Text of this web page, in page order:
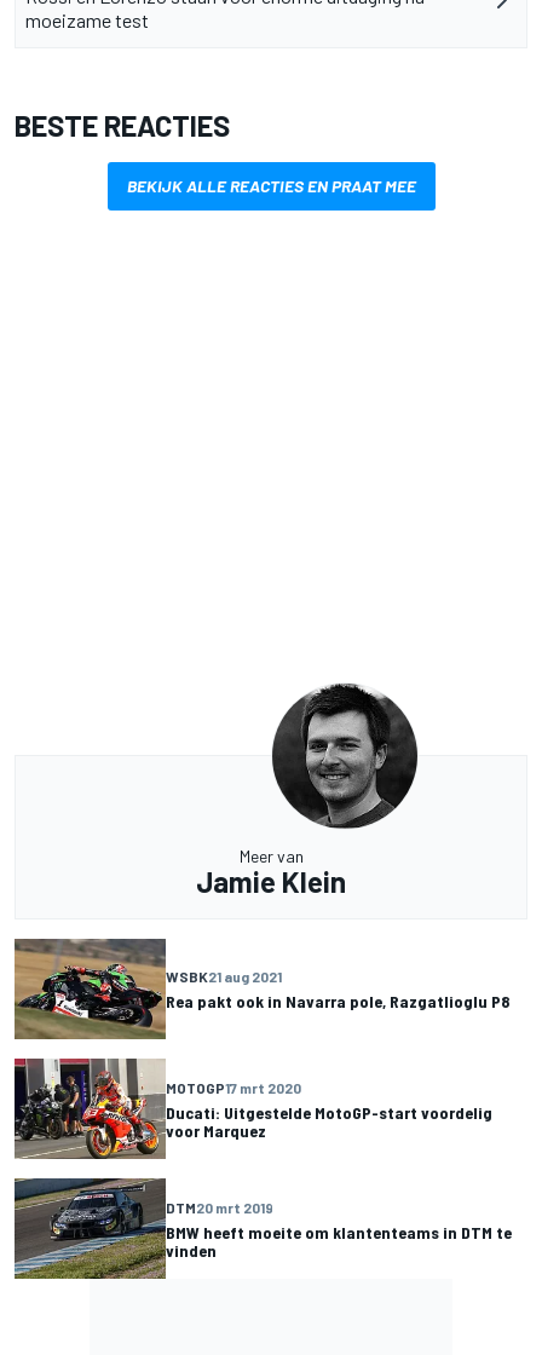
moeizame test
BESTE REACTIES
BEKIJK ALLE REACTIES EN PRAAT MEE
Meer van
Jamie Klein
WSBK21 aug 2021
Rea pakt ook in Navarra pole, Razgatlioglu P8
MOTOGP17 mrt 2020
Ducati: Uitgestelde MotoGP-start voordelig
voor Marquez
DTM20 mrt 2019
BMW heeft moeite om klantenteams in DTM te
vinden